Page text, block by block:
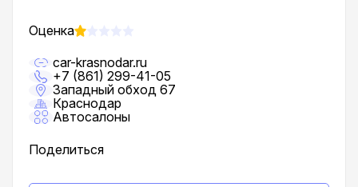
Оценка
car-krasnodar.ru
+7 (861) 299-41-05
Западный обход 67
Краснодар
Автосалоны
Поделиться